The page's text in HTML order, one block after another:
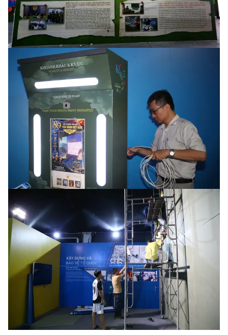
Photo Infographic
Video Shorts video
VTV Money VTV Thể thao
VTV Sức khoẻ Bất động sản
Thị trường 24h Tấm lòng Việt
Vươn mình bằng AI
VTV8
Liên hệ tòa soạn English
THỜI BÁO VTV
Theo dõi báo trên